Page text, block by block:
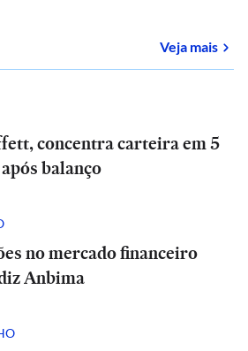
Veja mais
concentra carteira em 5
balanço
no mercado financeiro
Anbima